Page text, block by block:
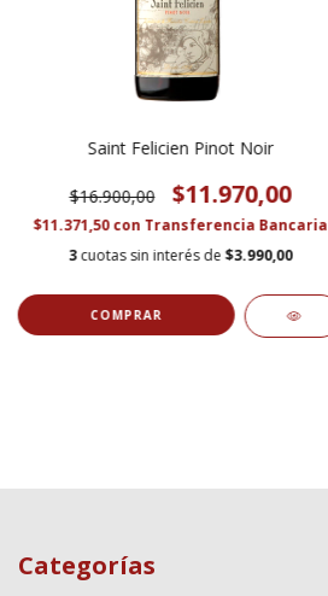
Saint Felicien Pinot Noir
$16.900,00 $11.970,00
$11.371,50con Transferencia Bancaria
3 cuotas sin interés de$3.990,00
Categorías